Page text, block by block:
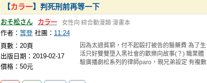
【カラ一】判死刑前再等一下
おそ松さん カラ一 女性向 綜合動漫類 漫畫本
作者： 等登 社團： 11:24
頁數：20頁
出版日期：2019-02-17
價格：50元
因為太過貧窮，付不起毆打被告的醫藥費 為了生
活只好雙雙墮入黑社會的歡樂向故事(？) 職業體
驗廣播劇松系列的律師paro，親兄弟設定 有複數